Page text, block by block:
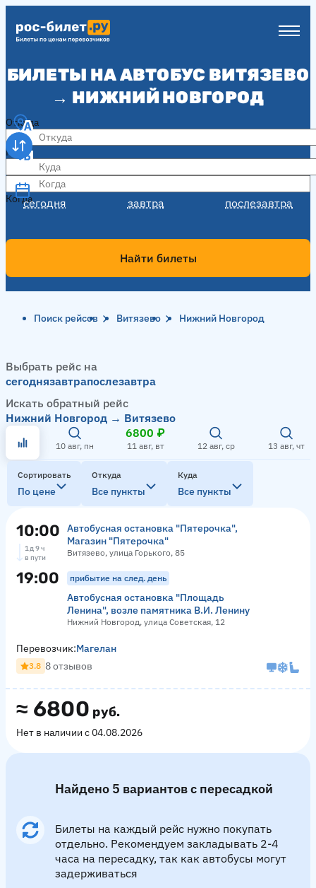
БИЛЕТЫ НА АВТОБУС ВИТЯЗЕВО
→ НИЖНИЙ НОВГОРОД
Откуда
Куда
Когда
сегодня завтра послезавтра
Когда
Найти билеты
Поиск рейсов Витязево Нижний Новгород
Выбрать рейс на
сегоднязавтрапослезавтра
Искать обратный рейс
Нижний Новгород → Витязево
10 авг, пн
6800 ₽
11 авг, вт 12 авг, ср 13 авг, чт
Сортировать
По цене
Откуда
Все пункты
Куда
Все пункты
10:00
Автобусная остановка "Пятерочка",
Магазин "Пятерочка"
Витязево, улица Горького, 85
1 д 9 ч
в пути
19:00 прибытие на след. день
Автобусная остановка "Площадь
Ленина", возле памятника В.И. Ленину
Нижний Новгород, улица Советская, 12
≈ 6800 руб.
Нет в наличии с 04.08.2026
Перевозчик:Магелан
3.8 8 отзывов
Найдено 5 вариантов с пересадкой
Билеты на каждый рейс нужно покупать
отдельно. Рекомендуем закладывать 2-4
часа на пересадку, так как автобусы могут
задерживаться